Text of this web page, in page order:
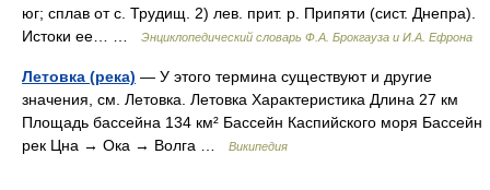
юг; сплав от с. Трудищ. 2) лев. прит. р. Припяти (сист. Днепра).
Истоки ее… …
Энциклопедический словарь Ф.А. Брокгауза и И.А. Ефрона
Летовка (река) — У этого термина существуют и другие
значения, см. Летовка. Летовка Характеристика Длина 27 км
Площадь бассейна 134 км² Бассейн Каспийского моря Бассейн
рек Цна → Ока → Волга …
Википедия